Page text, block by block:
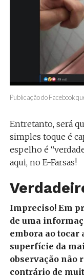
Publicação do Facebook
Entretanto, será
simples toque é
espelho é
aqui, no E-Farsas!
Impreciso! Em
de uma
embora ao tocar
superfície da
observação não
contrário de